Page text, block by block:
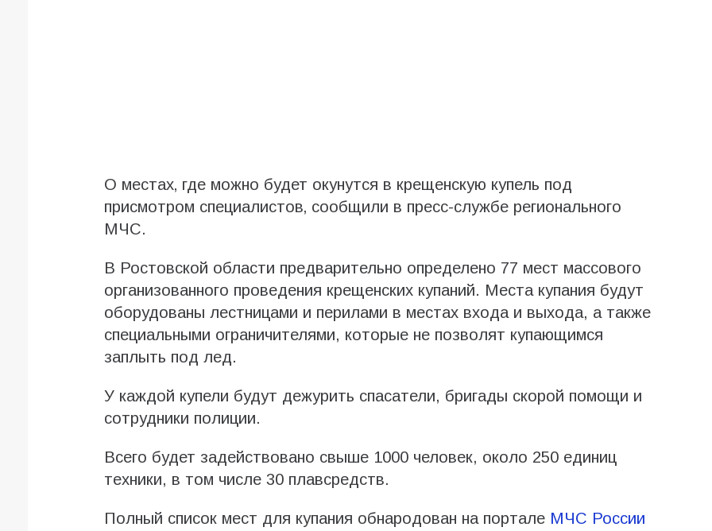
О местах‚ где можно будет окунутся в крещенскую купель под
присмотром специалистов‚ сообщили в пресс-службе регионального
МЧС.
В Ростовской области предварительно определено 77 мест массового
организованного проведения крещенских купаний. Места купания будут
оборудованы лестницами и перилами в местах входа и выхода, а также
специальными ограничителями, которые не позволят купающимся
заплыть под лед.
У каждой купели будут дежурить спасатели, бригады скорой помощи и
сотрудники полиции.
Всего будет задействовано свыше 1000 человек, около 250 единиц
техники, в том числе 30 плавсредств.
Полный список мест для купания обнародован на портале МЧС России